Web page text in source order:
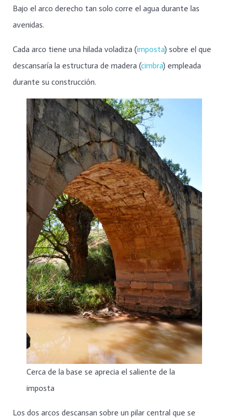
Bajo el arco derecho tan solo corre el agua durante las
avenidas.
Cada arco tiene una hilada voladiza (imposta) sobre el que
descansaría la estructura de madera (cimbra) empleada
durante su construcción.
Cerca de la base se aprecia el saliente de la
imposta
Los dos arcos descansan sobre un pilar central que se